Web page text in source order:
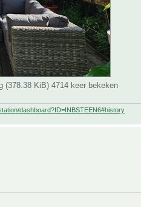
(378.38 KiB) 4714 keer bekeken
dashboard?ID=INBSTEEN6#history